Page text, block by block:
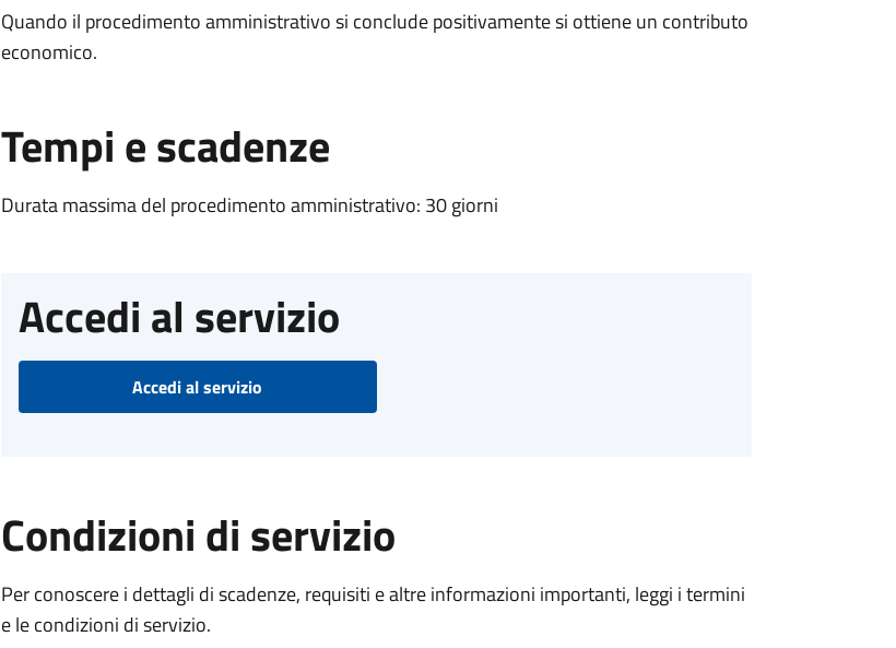
Quando il procedimento amministrativo si conclude positivamente si ottiene un contributo
economico.
Tempi e scadenze
Durata massima del procedimento amministrativo: 30 giorni
Accedi al servizio
Accedi al servizio
Condizioni di servizio
Per conoscere i dettagli di scadenze, requisiti e altre informazioni importanti, leggi i termini
e le condizioni di servizio.